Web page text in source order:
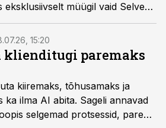
eksklusiivselt müügil vaid Selveri
15:20
klienditugi paremaks
kiiremaks, tõhusamaks ja
ka ilma AI abita. Sageli annavad
selgemad protsessid, parem